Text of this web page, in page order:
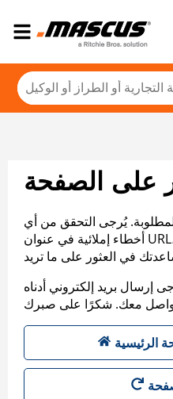
على الصفحة
يُرجى التحقق من أي
أخطاء إملائية في عنوان URL، أو عرض خريطة الموقع
بريد إلكتروني أدناه
الرئيسية